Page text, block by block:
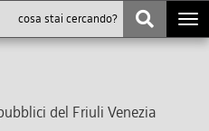
del Friuli Venezia